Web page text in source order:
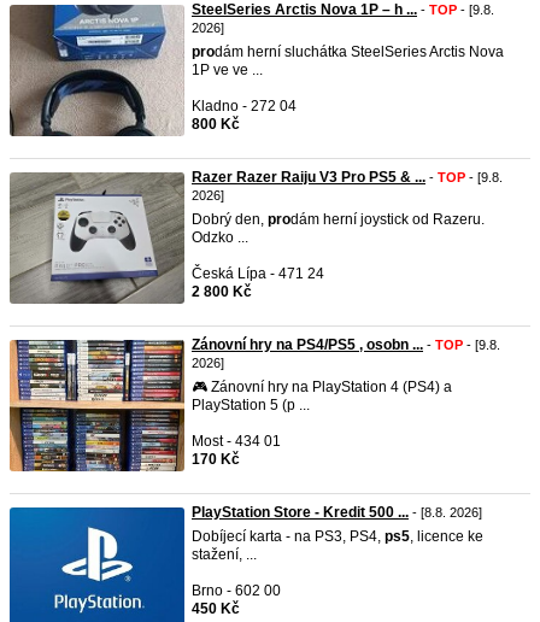
SteelSeries Arctis Nova 1P – h ... - TOP - [9.8.
2026]
prodám herní sluchátka SteelSeries Arctis Nova
1P ve ve ...
Kladno - 272 04
800 Kč
Razer Razer Raiju V3 Pro PS5 & ... - TOP - [9.8.
2026]
Dobrý den, prodám herní joystick od Razeru.
Odzko ...
Česká Lípa - 471 24
2 800 Kč
Zánovní hry na PS4/PS5 , osobn ... - TOP - [9.8.
2026]
🎮 Zánovní hry na PlayStation 4 (PS4) a
PlayStation 5 (p ...
Most - 434 01
170 Kč
PlayStation Store - Kredit 500 ... - [8.8. 2026]
Dobíjecí karta - na PS3, PS4, ps5, licence ke
stažení, ...
Brno - 602 00
450 Kč